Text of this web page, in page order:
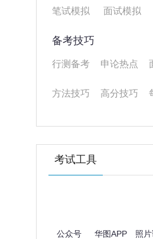
笔试模拟 面试模拟
备考技巧
行测备考 申论热点
方法技巧 高分技巧
考试工具
公众号 华图APP 照